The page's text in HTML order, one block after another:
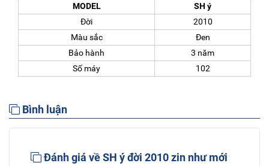
MODEL
SH ý
Đời
2010
Màu sắc
Đen
Bảo hành
3 năm
Số máy
102
Bình luận
Đánh giá về SH ý đời 2010 zin như mới